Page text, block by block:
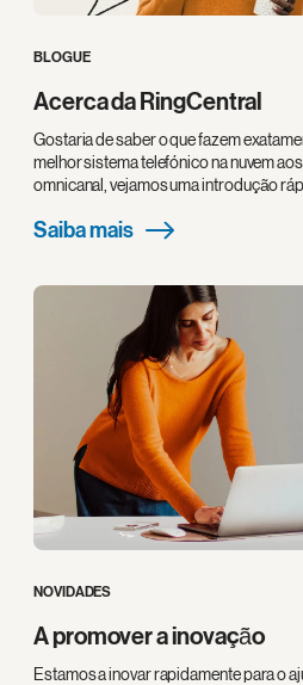
BLOGUE
Acerca da RingCentral
Gostaria de saber o que fazem
melhor sistema telefónico na nuvem
omnicanal, vejamos uma introdução
Saiba mais
NOVIDADES
A promover a inovação
Estamos a inovar rapidamente para o